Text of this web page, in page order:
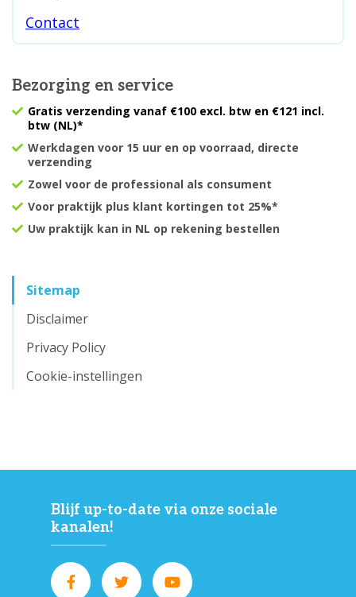
Contact
Bezorging en service
Gratis verzending vanaf €100 excl. btw en €121 incl.
btw (NL)*
Werkdagen voor 15 uur en op voorraad, directe
verzending
Zowel voor de professional als consument
Voor praktijk plus klant kortingen tot 25%*
Uw praktijk kan in NL op rekening bestellen
Sitemap
Disclaimer
Privacy Policy
Cookie-instellingen
Blijf up-to-date via onze sociale
kanalen!